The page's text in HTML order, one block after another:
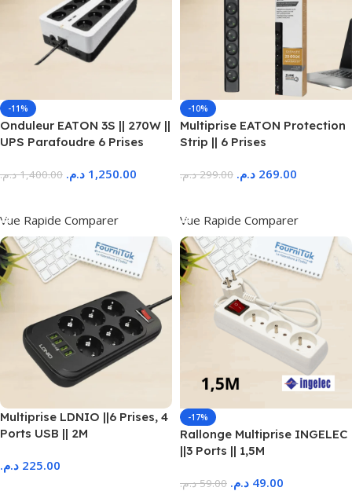
-11%
Onduleur EATON 3S || 270W ||
UPS Parafoudre 6 Prises
1,400.00 د.م. 1,250.00 د.م.
Vue Rapide Comparer
-10%
Multiprise EATON Protection
Strip || 6 Prises
299.00 د.م. 269.00 د.م.
Vue Rapide Comparer
Multiprise LDNIO ||6 Prises, 4
Ports USB || 2M
225.00 د.م.
-17%
Rallonge Multiprise INGELEC
||3 Ports || 1,5M
59.00 د.م. 49.00 د.م.